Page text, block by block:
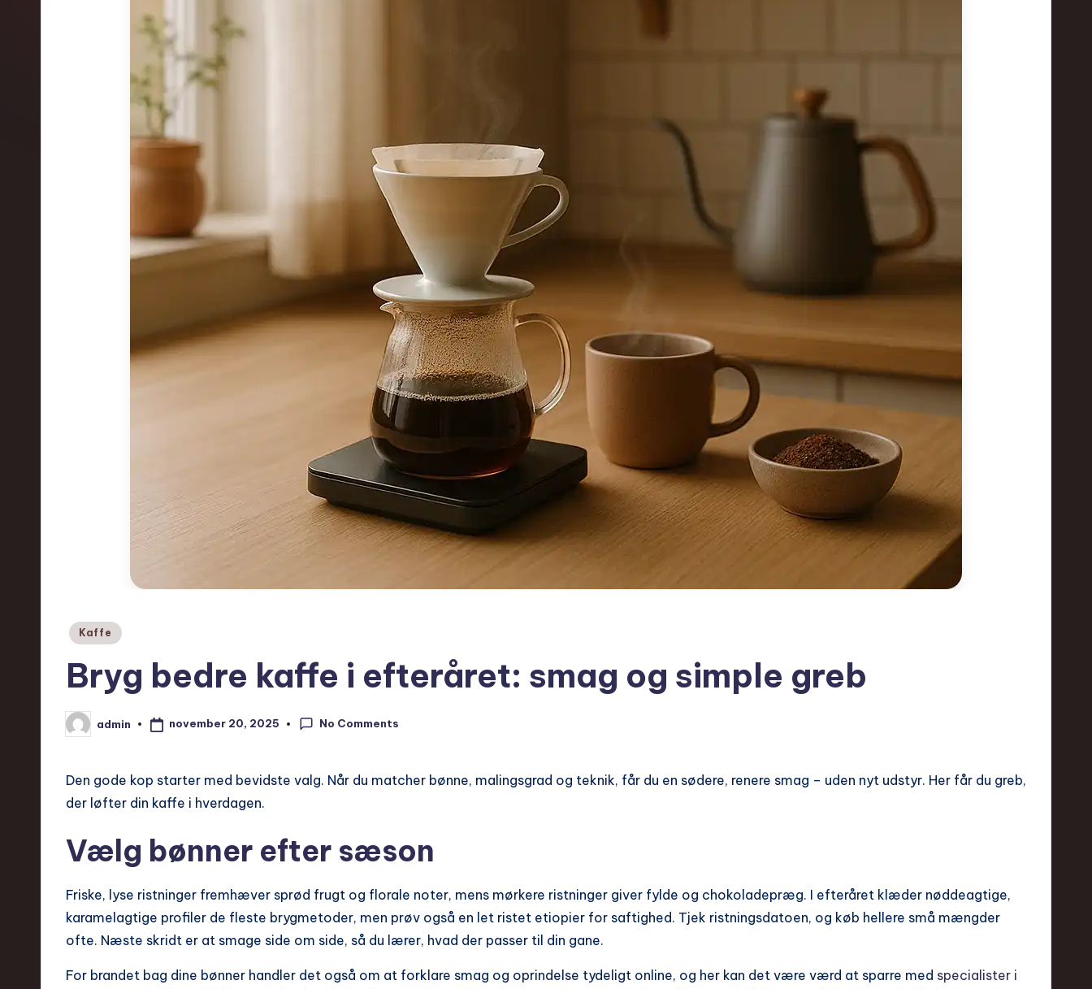
Posted
Kaffe
Bryg bedre kaffe i efteråret: smag og simple greb
Posted
by
admin november 20, 2025 No Comments
Den gode kop starter med bevidste valg. Når du matcher bønne, malingsgrad og teknik, får du en sødere, renere smag – uden nyt udstyr. Her får du greb,
der løfter din kaffe i hverdagen.
Vælg bønner efter sæson
Friske, lyse ristninger fremhæver sprød frugt og florale noter, mens mørkere ristninger giver fylde og chokoladepræg. I efteråret klæder nøddeagtige,
karamelagtige profiler de fleste brygmetoder, men prøv også en let ristet etiopier for saftighed. Tjek ristningsdatoen, og køb hellere små mængder
ofte. Næste skridt er at smage side om side, så du lærer, hvad der passer til din gane.
For brandet bag dine bønner handler det også om at forklare smag og oprindelse tydeligt online, og her kan det være værd at sparre med specialister i